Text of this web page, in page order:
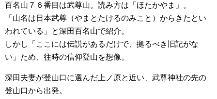
百名山７６番目は武尊山。読み方は「ほたかやま」。
「山名は日本武尊（やまとたけるのみこと）からきたとい
われている」と深田百名山で紹介。
しかし「ここには伝説があるだけで、拠るべき旧記がな
い」ため、往時の信仰登山を想像。
深田夫妻が登山口に選んだ上ノ原と近い、武尊神社の先の
登山口から出発。